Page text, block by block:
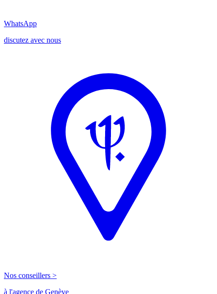
WhatsApp
discutez avec nous
Nos conseillers >
à l'agence de Genève